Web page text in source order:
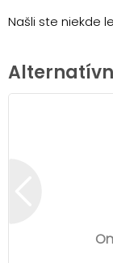
Našli ste niekde